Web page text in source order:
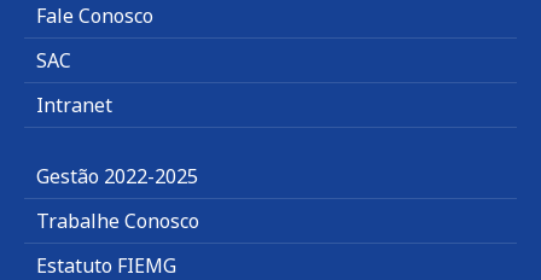
Fale Conosco
SAC
Intranet
Gestão 2022-2025
Trabalhe Conosco
Estatuto FIEMG